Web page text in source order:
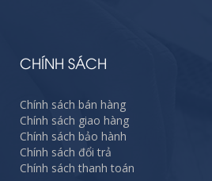
CHÍNH SÁCH
Chính sách bán hàng
Chính sách giao hàng
Chính sách bảo hành
Chính sách đổi trả
Chính sách thanh toán